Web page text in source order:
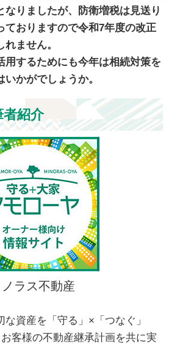
なりましたが、防衛増税は見送り
ておりますので令和7年度の改正
ません。
用するためにも今年は相続対策を
かがでしょうか。
紹介
ノラス不動産
資産を「守る」×「つなぐ」
客様の不動産継承計画を共に実